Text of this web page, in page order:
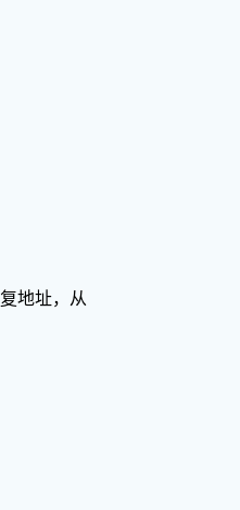
地址，从